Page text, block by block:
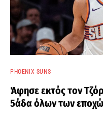
PHOENIX SUNS
Άφησε εκτός τον
5άδα όλων των